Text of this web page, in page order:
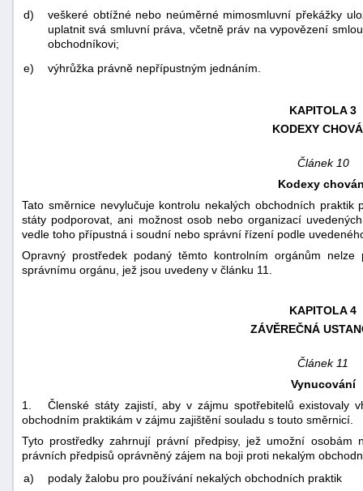
d)
veškeré obtížné nebo neúměrné mimosmluvní překážky
uplatnit svá smluvní práva, včetně práv na vypovězení
obchodníkovi;
e)
výhrůžka právně nepřípustným jednáním.
KAPITOLA 3
KODEXY
Článek 10
Kodexy
Tato směrnice nevylučuje kontrolu nekalých obchodních
státy podporovat, ani možnost osob nebo organizací
vedle toho přípustná i soudní nebo správní řízení podle
Opravný prostředek podaný těmto kontrolním orgánům
správnímu orgánu, jež jsou uvedeny v článku 11.
KAPITOLA 4
ZÁVĚREČNÁ
Článek 11
Vynucování
1. Členské státy zajistí, aby v zájmu spotřebitelů existovaly
obchodním praktikám v zájmu zajištění souladu s touto směrnicí.
Tyto prostředky zahrnují právní předpisy, jež umožní osobám
právních předpisů oprávněný zájem na boji proti nekalým
a)
podaly žalobu pro používání nekalých obchodních praktik